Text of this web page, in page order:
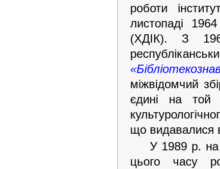
роботи
листопаді
(ХДІК). З
міжвідомчий
єдині на той
що видавалися
У 1989 р.
цього часу